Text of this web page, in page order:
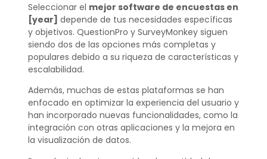
Seleccionar el mejor software de encuestas en
[year] depende de tus necesidades específicas
y objetivos. QuestionPro y SurveyMonkey siguen
siendo dos de las opciones más completas y
populares debido a su riqueza de características y
escalabilidad.
Además, muchas de estas plataformas se han
enfocado en optimizar la experiencia del usuario y
han incorporado nuevas funcionalidades, como la
integración con otras aplicaciones y la mejora en
la visualización de datos.